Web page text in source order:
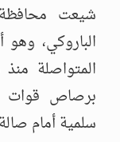
شيعت
الباروكي،
برصاص قوات
سلمية أمام